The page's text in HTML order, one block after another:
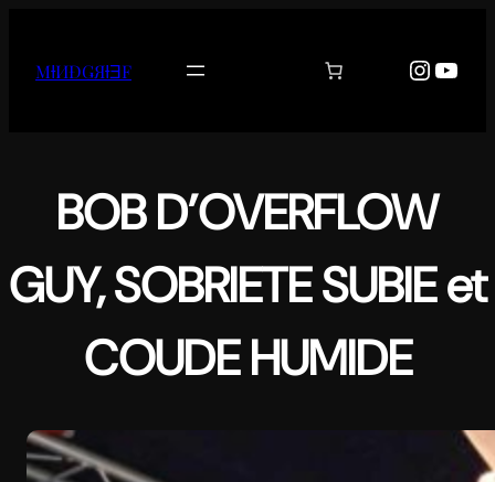
contenu
MƗИĐǤЯƗƎF
BOB D’OVERFLOW
GUY, SOBRIETE SUBIE et
COUDE HUMIDE